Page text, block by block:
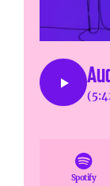
Spotify